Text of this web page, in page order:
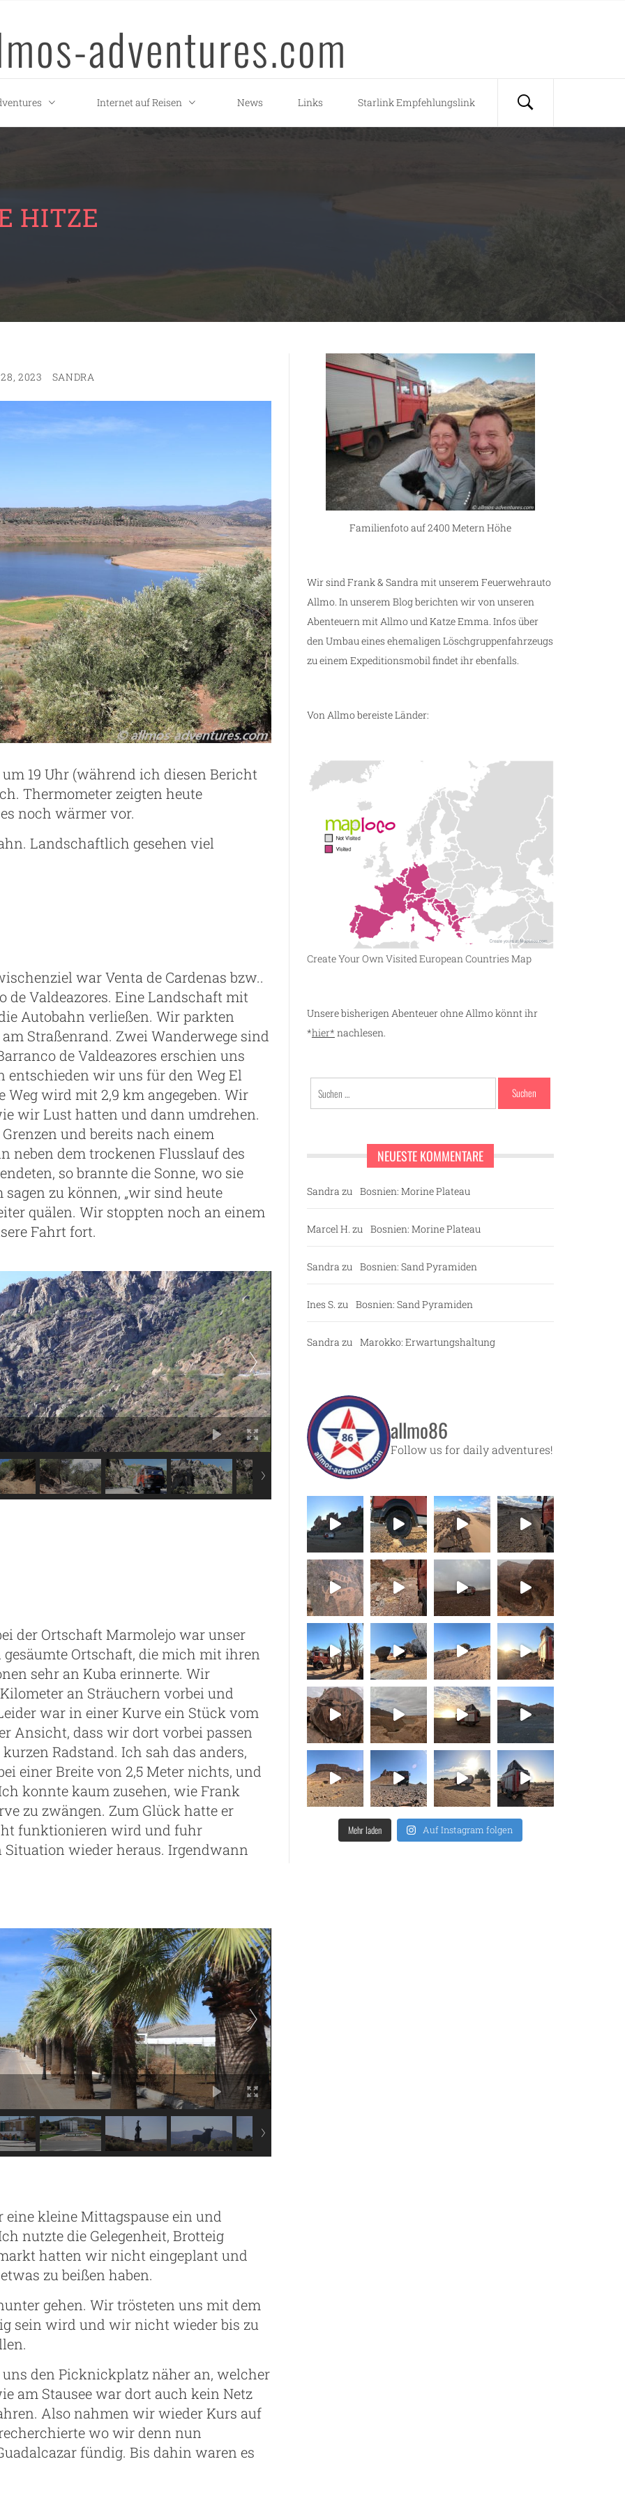
adventures.com
Internet auf Reisen News Links Starlink Empfehlungslink
HITZE
2023 SANDRA
19 Uhr (während ich diesen Bericht
Thermometer zeigten heute
noch wärmer vor.
Landschaftlich gesehen viel
war Venta de Cardenas bzw..
de Valdeazores. Eine Landschaft mit
Autobahn verließen. Wir parkten
Straßenrand. Zwei Wanderwege sind
de Valdeazores erschien uns
entschieden wir uns für den Weg El
Weg wird mit 2,9 km angegeben. Wir
wir Lust hatten und dann umdrehen.
und bereits nach einem
neben dem trockenen Flusslauf des
so brannte die Sonne, wo sie
zu können, „wir sind heute
quälen. Wir stoppten noch an einem
Fahrt fort.
der Ortschaft Marmolejo war unser
Ortschaft, die mich mit ihren
sehr an Kuba erinnerte. Wir
an Sträuchern vorbei und
war in einer Kurve ein Stück vom
Ansicht, dass wir dort vorbei passen
Radstand. Ich sah das anders,
einer Breite von 2,5 Meter nichts, und
konnte kaum zusehen, wie Frank
zu zwängen. Zum Glück hatte er
funktionieren wird und fuhr
wieder heraus. Irgendwann
kleine Mittagspause ein und
nutzte die Gelegenheit, Brotteig
hatten wir nicht eingeplant und
zu beißen haben.
gehen. Wir trösteten uns mit dem
sein wird und wir nicht wieder bis zu
den Picknickplatz näher an, welcher
am Stausee war dort auch kein Netz
Also nahmen wir wieder Kurs auf
wo wir denn nun
fündig. Bis dahin waren es
Familienfoto auf 2400 Metern Höhe
Wir sind Frank & Sandra mit unserem Feuerwehrauto
Allmo. In unserem Blog berichten wir von unseren
Abenteuern mit Allmo und Katze Emma. Infos über
den Umbau eines ehemaligen Löschgruppenfahrzeugs
zu einem Expeditionsmobil findet ihr ebenfalls.
Von Allmo bereiste Länder:
Create Your Own Visited European Countries Map
Unsere bisherigen Abenteuer ohne Allmo könnt ihr
*hier* nachlesen.
Suchen
nach:
NEUESTE KOMMENTARE
Sandra zu Bosnien: Morine Plateau
Marcel H. zu Bosnien: Morine Plateau
Sandra zu Bosnien: Sand Pyramiden
Ines S. zu Bosnien: Sand Pyramiden
Sandra zu Marokko: Erwartungshaltung
allmo86
Follow us for daily adventures!
Mehr laden Auf Instagram folgen